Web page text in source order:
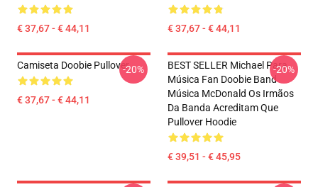
€ 37,67 - € 44,11 € 37,67 - € 44,11
Camiseta Doobie Pullover
€ 37,67 - € 44,11
-20%
BEST SELLER Michael Para
Música Fan Doobie Band
Música McDonald Os Irmãos
Da Banda Acreditam Que
Pullover Hoodie
€ 39,51 - € 45,95
-20%